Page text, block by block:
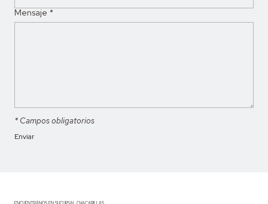
Mensaje *
* Campos obligatorios